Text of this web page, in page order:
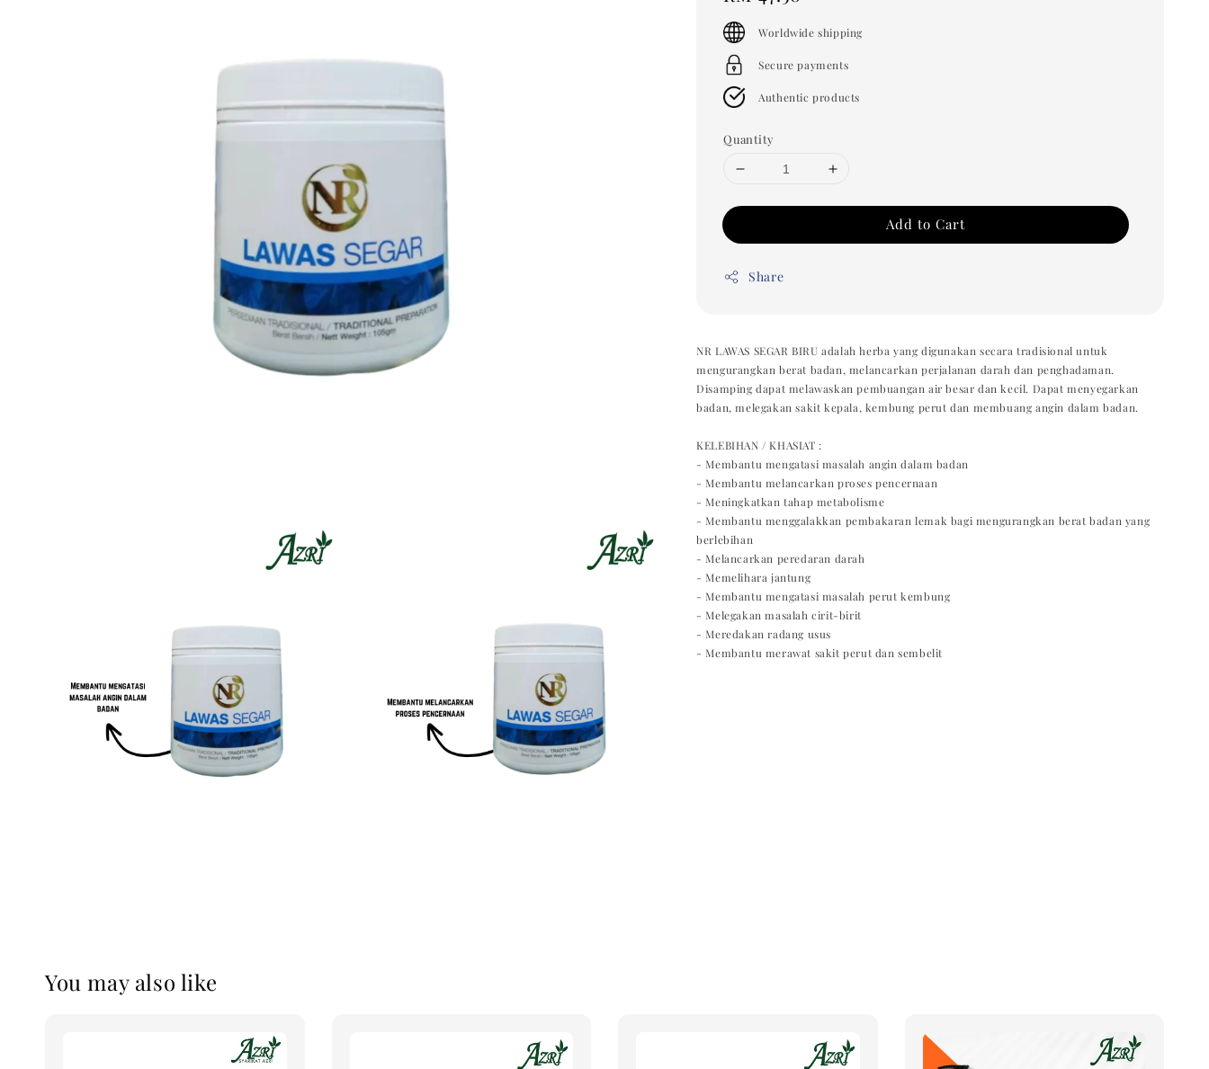
priceWorldwide shipping
Secure payments
Authentic products
Quantity
Add to Cart
Share
NR LAWAS SEGAR BIRU adalah herba yang digunakan secara tradisional untuk
mengurangkan berat badan, melancarkan perjalanan darah dan penghadaman.
Disamping dapat melawaskan pembuangan air besar dan kecil. Dapat menyegarkan
badan, melegakan sakit kepala, kembung perut dan membuang angin dalam badan.
KELEBIHAN / KHASIAT :
- Membantu mengatasi masalah angin dalam badan
- Membantu melancarkan proses pencernaan
- Meningkatkan tahap metabolisme
- Membantu menggalakkan pembakaran lemak bagi mengurangkan berat badan yang
berlebihan
- Melancarkan peredaran darah
- Memelihara jantung
- Membantu mengatasi masalah perut kembung
- Melegakan masalah cirit-birit
- Meredakan radang usus
- Membantu merawat sakit perut dan sembelit
You may also like